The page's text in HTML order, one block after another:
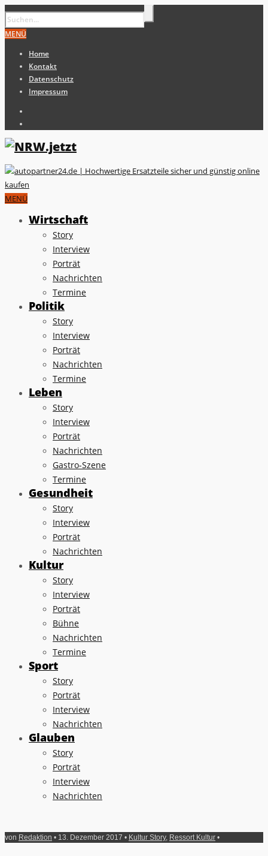
MENÜ
Home
Kontakt
Datenschutz
Impressum
MENÜ
Wirtschaft
Story
Interview
Porträt
Nachrichten
Termine
Politik
Story
Interview
Porträt
Nachrichten
Termine
Leben
Story
Interview
Porträt
Nachrichten
Gastro-Szene
Termine
Gesundheit
Story
Interview
Porträt
Nachrichten
Kultur
Story
Interview
Porträt
Bühne
Nachrichten
Termine
Sport
Story
Porträt
Interview
Nachrichten
Glauben
Story
Porträt
Interview
Nachrichten
von Redaktion • 13. Dezember 2017 • Kultur Story, Ressort Kultur •